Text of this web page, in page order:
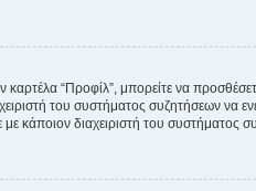
“Προφίλ”, μπορείτε να
του συστήματος συζητήσεων να
κάποιον διαχειριστή του συστήματος